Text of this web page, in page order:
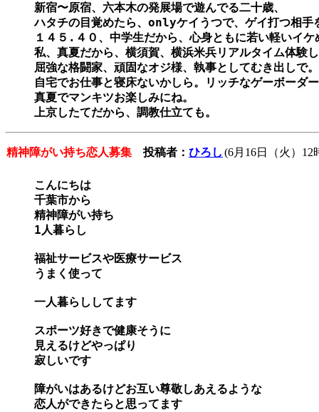
新宿〜原宿、六本木の発展場で遊んでる二十歳、
ハタチの目覚めたら、onlyケイうつで、ゲイ打つ相手
１４５.４０、中学生だから、心身ともに若い軽いイケ
私、真夏だから、横須賀、横浜米兵リアルタイム体験
屈強な格闘家、頑固なオジ様、執事としてむき出しで。
自宅でお仕事と寝床ないかしら。リッチなゲーボーダ
真夏でマンキツお楽しみにね。
上京したてだから、調教仕立ても。
精神障がい持ち恋人募集 投稿者： ひろし (6月16日（火）12
こんにちは
千葉市から
精神障がい持ち
1人暮らし
福祉サービスや医療サービス
うまく使って
一人暮らししてます
スポーツ好きで健康そうに
見えるけどやっぱり
寂しいです
障がいはあるけどお互い尊敬しあえるような
恋人ができたらと思ってます